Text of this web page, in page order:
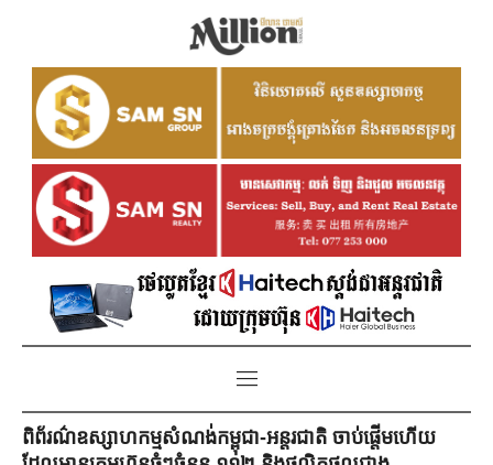
ពិព័រណ៌ឧស្សាហកម្មសំណង់កម្ពុជា-អន្តរជាតិ​ ចាប់ផ្តើមហើយ